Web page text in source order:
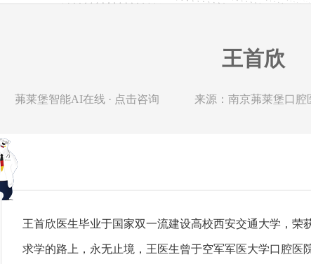
王首欣
茀莱堡智能AI在线 · 点击咨询 来源：南京茀莱堡口腔
王首欣医生毕业于国家双一流建设高校西安交通大学，荣
求学的路上，永无止境，王医生曾于空军军医大学口腔